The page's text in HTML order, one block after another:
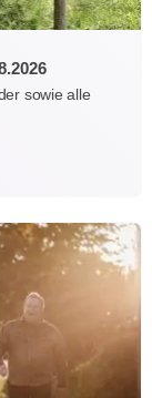
sowie alle